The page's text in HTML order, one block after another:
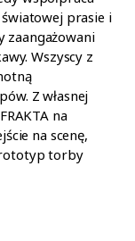
światowej prasie i
zaangażowani
Wszyscy z
Z własnej
na
na scenę,
torby